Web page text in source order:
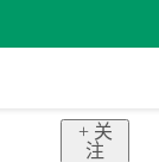
+ 关
注